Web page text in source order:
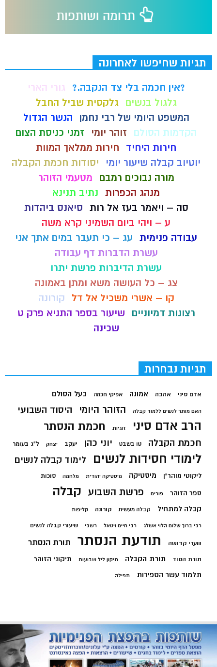
תגיות שחיפשו לאחרונה
?אין חכמה בלי צד הנקבה.?
גורי הארי
גלגול בנשים
גלקסית שביל החבל
המשפט היומי של רבי נחמן
הנשר הגדול
הקדמות הסולם
זוהר יומי
זמני כניסת הצום
חירות היחיד
חירות ממלאך המוות
יוטיוב קבלה שיעור יומי
יסודות חכמת הקבלה
מורה נבוכים רמבם
מטעמי הזוהר
מנהג הכפרות נתיב תנינא
סה – ויאמר בעז אל רות סיאנס ביהדות
ע – ויהי ביום השמיני קרא משה
עבודה פנימית עג – כי תעבר במים אתך אני
עשרת הדברות דף עבודה
עשרת הדיברות פרשת יתרו
צג – כל העושה משא ומתן באמונה
קו – אשרי משכיל אל דל
קורונה
רצונות דמיוניים
שיעור בספר התניא פרק ט
שכינה
תגיות נבחרות
אדם סיני אהבה אמונה אפיקי חכמה בעל הסולם
האם מותר לנשים ללמוד קבלה הזוהר היומי היסוד השבועי
הרב אדם סיני זוגיות חכמת הנסתר
חכמת הקבלה טו בשבט יוני כהן יעקב יצחק ל"ג בעומר
לימודי חסידות לנשים לימוד קבלה לנשים
ליקוטי מוהר"ן מיסטיקה מיסטיקה יהודית מלחמה סוכות
ספר הזוהר פורים פרשת השבוע קבלה
קבלה למתחיל קבלה מעשית קורונה קליפות
רבי ברוך שלום הלוי אשלג רבי חיים ויטאל רשבי שיעורי קבלה לנשים
שערי קדושה תודעת הנסתר תורת הנסתר
תורת הסוד תורת הקבלה תיקון ליל שבועות תיקוני הזוהר
תלמוד עשר הספירות תפילה